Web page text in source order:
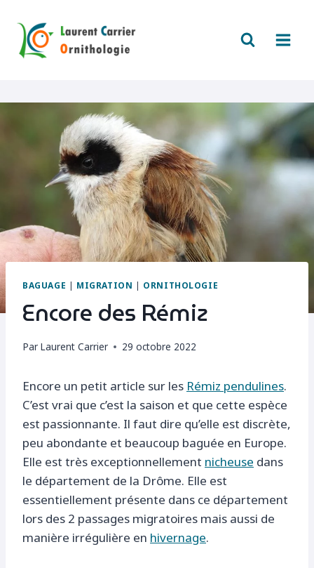
contenu
BAGUAGE | MIGRATION | ORNITHOLOGIE
Encore des Rémiz
Par Laurent Carrier 29 octobre 2022
Encore un petit article sur les Rémiz pendulines.
C’est vrai que c’est la saison et que cette espèce
est passionnante. Il faut dire qu’elle est discrète,
peu abondante et beaucoup baguée en Europe.
Elle est très exceptionnellement nicheuse dans
le département de la Drôme. Elle est
essentiellement présente dans ce département
lors des 2 passages migratoires mais aussi de
manière irrégulière en hivernage.